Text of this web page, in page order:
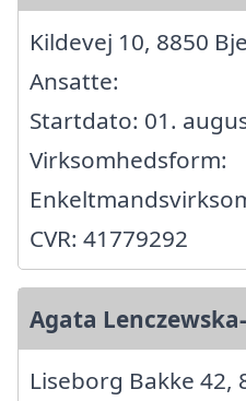
Kildevej 10, 8850
Ansatte:
Startdato: 01.
Virksomhedsform:
CVR: 41779292
Agata
Liseborg Bakke 42,